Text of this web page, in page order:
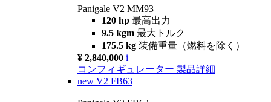
Panigale V2 MM93
120 hp 最高出力
9.5 kgm 最大トルク
175.5 kg 装備重量（燃料を除く）
¥ 2,840,000 i
コンフィギュレーター 製品詳細
new V2 FB63